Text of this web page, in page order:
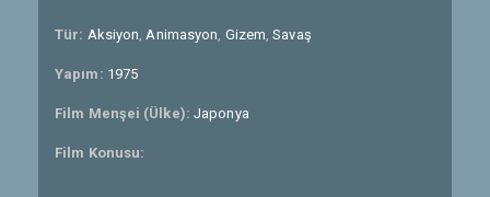
Tür: Aksiyon,Animasyon, Gizem,Savaş
Yapım: 1975
Film Menşei (Ülke): Japonya
Film Konusu: